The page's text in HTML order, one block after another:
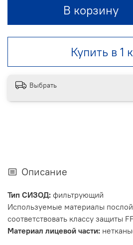
В корзину
Купить в 1
Выбрать
Описание
Тип СИЗОД: фильтрующий
Используемые материалы
соответствовать классу защиты
Материал лицевой части: